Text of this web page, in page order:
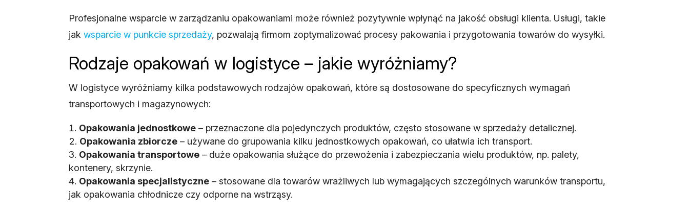
Profesjonalne wsparcie w zarządzaniu opakowaniami może również pozytywnie wpłynąć na jakość obsługi klienta. Usługi, takie
jak wsparcie w punkcie sprzedaży, pozwalają firmom zoptymalizować procesy pakowania i przygotowania towarów do wysyłki.
Rodzaje opakowań w logistyce – jakie wyróżniamy?
W logistyce wyróżniamy kilka podstawowych rodzajów opakowań, które są dostosowane do specyficznych wymagań
transportowych i magazynowych:
Opakowania jednostkowe – przeznaczone dla pojedynczych produktów, często stosowane w sprzedaży detalicznej.
Opakowania zbiorcze – używane do grupowania kilku jednostkowych opakowań, co ułatwia ich transport.
Opakowania transportowe – duże opakowania służące do przewożenia i zabezpieczania wielu produktów, np. palety,
kontenery, skrzynie.
Opakowania specjalistyczne – stosowane dla towarów wrażliwych lub wymagających szczególnych warunków transportu,
jak opakowania chłodnicze czy odporne na wstrząsy.